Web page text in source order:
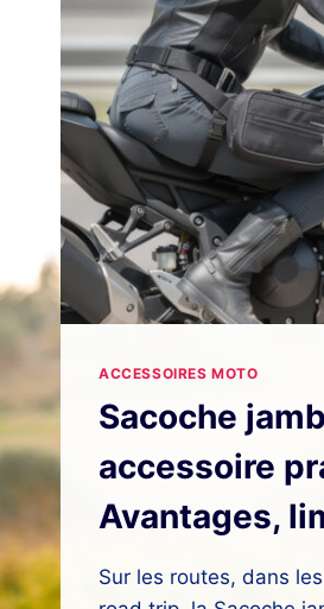
ACCESSOIRES MOTO
Sacoche
accessoire
Avantages,
Sur les routes, dans